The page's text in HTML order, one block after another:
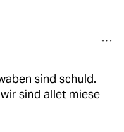
sind schuld.
sind allet miese